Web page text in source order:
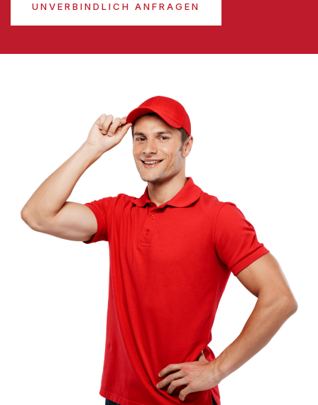
UNVERBINDLICH ANFRAGEN